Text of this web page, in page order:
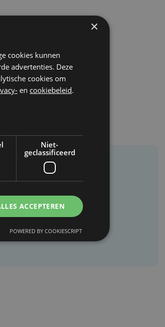
×
cookies kunnen
advertenties. Deze
cookies om
en cookiebeleid.
Niet-
geclassificeerd
ACCEPTEREN
POWERED BY COOKIESCRIPT